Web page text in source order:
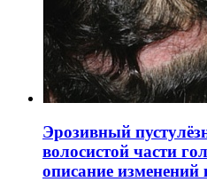
Эрозивный
волосистой части
описание изменений